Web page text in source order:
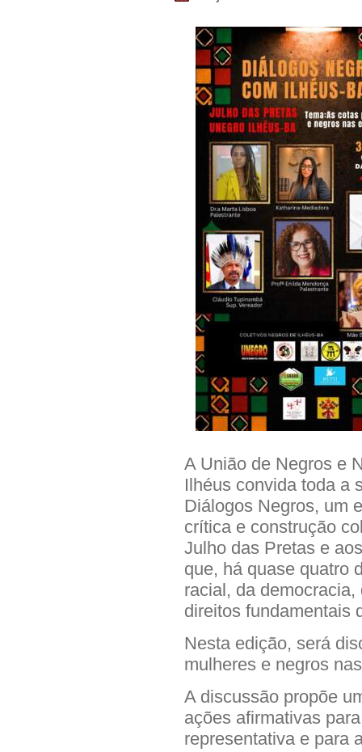
A União de Negros e
Ilhéus convida toda a
Diálogos Negros, um
crítica e construção
Julho das Pretas e
que, há quase quatro
racial, da
direitos fundamentais
Nesta edição, será
mulheres e negros
A discussão propõe
ações afirmativas
representativa e para